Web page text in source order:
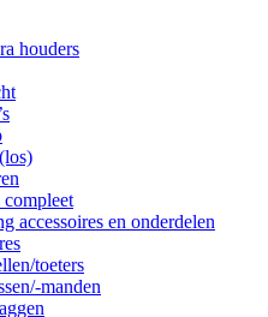
houders
compleet
accessoires en onderdelen
toeters
manden